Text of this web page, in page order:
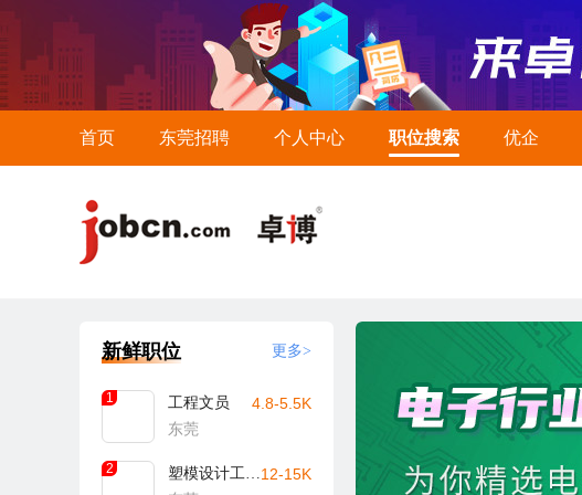
首页 东莞招聘 个人中心 职位搜索 优企
新鲜职位 更多>
1
工程文员
东莞
4.8-5.5K
2
塑模设计工程师12-15K